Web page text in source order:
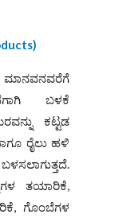
ಮಾನವನವರೆಗೆ
ಬಳಕೆ
ಕಟ್ಟಡ
ರೈಲು ಹಳಿ
ತಯಾರಿಕೆ,
ಗೊಂಬೆಗಳ